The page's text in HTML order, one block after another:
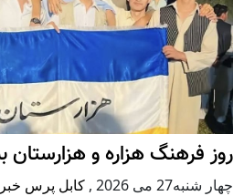
روز فرهنگ هزاره و هزارستان
چهار شنبه27 می 2026 , کابل پرس